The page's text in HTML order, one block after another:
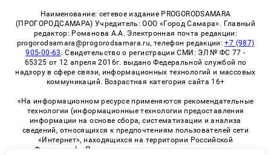
Наименование: сетевое издание PROGORODSAMARA
(ПРОГОРОДСАМАРА) Учредитель: ООО «Город Самара». Главный
редактор: Романова А.А. Электронная почта редакции:
progorodsamara@progorodsamara.ru, телефон редакции:+7 (987)
905-00-63 . Свидетельство о регистрации СМИ: ЭЛ № ФС 77 -
65325 от 12 апреля 2016г. выдано Федеральной службой по
надзору в сфере связи, информационных технологий и массовых
коммуникаций. Возрастная категория сайта 16+
«На информационном ресурсе применяются рекомендательные
технологии (информационные технологии предоставления
информации на основе сбора, систематизации и анализа
сведений, относящихся к предпочтениям пользователей сети
«Интернет», находящихся на территории Российской
Федерации)». Правила применения рекомендательных